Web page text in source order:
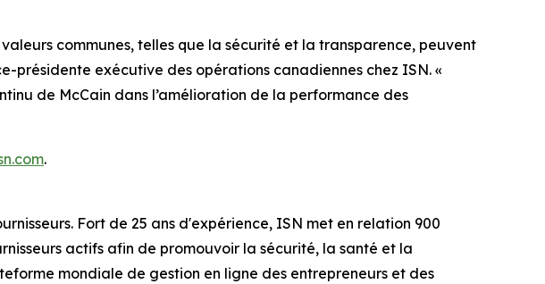
communes, telles que la sécurité et la transparence, peuvent
présidente exécutive des opérations canadiennes chez ISN. «
de McCain dans l’amélioration de la performance des
.
Fort de 25 ans d'expérience, ISN met en relation 900
actifs afin de promouvoir la sécurité, la santé et la
mondiale de gestion en ligne des entrepreneurs et des